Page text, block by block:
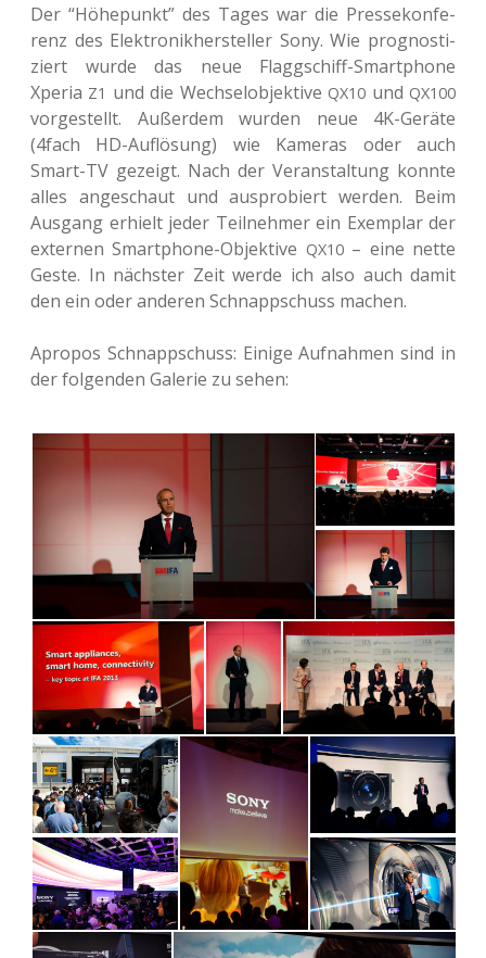
Der “Höhe­punkt” des Tages war die Pres­se­kon­fe­
renz des Elek­tronik­her­stel­ler Sony. Wie pro­gnos­ti­
ziert wurde das neue Flagg­schiff-Smart­phone
Xperia Z1 und die Wech­sel­ob­jek­ti­ve QX10 und QX100
vor­ge­stellt. Außer­dem wurden neue 4K-Geräte
(4fach HD-Auf­lö­sung) wie Kame­ras oder auch
Smart-TV gezeigt. Nach der Ver­an­stal­tung konnte
alles ange­schaut und aus­pro­biert werden. Beim
Aus­gang erhielt jeder Teil­neh­mer ein Exem­plar der
exter­nen Smart­phone-Objek­ti­ve QX10– eine nette
Geste. In nächs­ter Zeit werde ich also auch damit
den ein oder ande­ren Schnapp­schuss machen.
Apro­pos Schnapp­schuss: Einige Auf­nah­men sind in
der fol­gen­den Gale­rie zu sehen: